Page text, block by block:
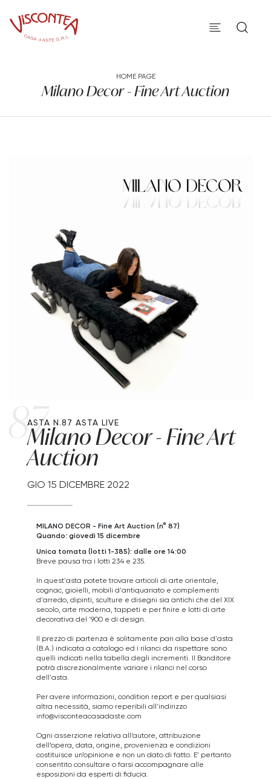
HOME PAGE
Milano Decor - Fine Art Auction
87
ASTA N.87 ASTA LIVE
Milano Decor - Fine Art
Auction
GIO 15 DICEMBRE 2022
MILANO DECOR - Fine Art Auction (n° 87)
Quando: giovedì 15 dicembre
Unica tornata (lotti 1-385): dalle ore 14:00
Breve pausa tra i lotti 234 e 235.
In quest'asta potete trovare articoli di arte orientale,
cognac, gioielli, mobili d'antiquariato e complementi
d'arredo, dipinti, sculture e disegni sia antichi che del XIX
secolo, arte moderna, tappeti e per finire e lotti di arte
decorativa del '900 e di design.
Il prezzo di partenza è solitamente pari alla base d'asta
(B.A.) indicata a catalogo ed i rilanci da rispettare sono
quelli indicati nella tabella degli incrementi. Il Banditore
potrà discrezionalmente variare i rilanci nel corso
dell'asta.
Per avere informazioni, condition report e per qualsiasi
altra necessità, siamo reperibili all'indirizzo
info@visconteacasadaste.com
Ogni asserzione relativa all’autore, attribuzione
dell’opera, data, origine, provenienza e condizioni
costituisce un’opinione e non un dato di fatto. E’ pertanto
consentito consultare o farsi accompagnare alle
esposizioni da esperti di fiducia.